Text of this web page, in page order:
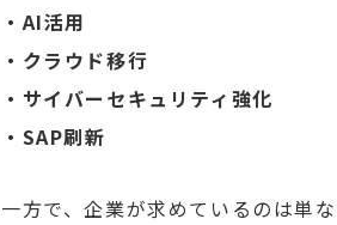
・AI活用
・クラウド移行
・サイバーセキュリティ強化
・SAP刷新
一方で、企業が求めているのは単